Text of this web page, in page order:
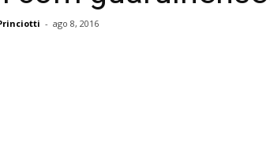
- ago 8, 2016